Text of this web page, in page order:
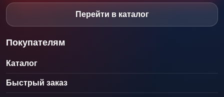
Перейти в каталог
Покупателям
Каталог
Быстрый заказ